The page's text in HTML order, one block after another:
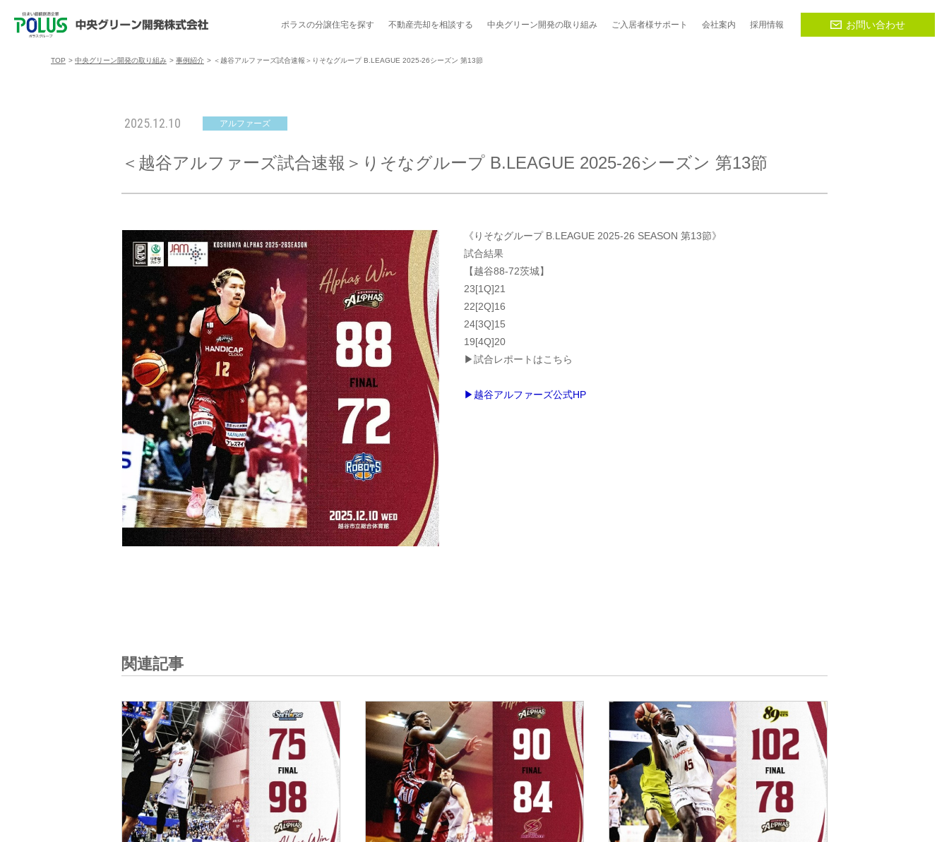
ポラスの分譲住宅を探す
ポラスの分譲住宅を探す
ブランドから探す 地図から探す
特集から探す 施工実績を見る
ご入居までの流れ ポラスのメルマガ登録
不動産売却を相談する 中央グリーン開発の取り組み
中央グリーン開発の取り組み
ご入居者様サポート 会社案内 採用情報 お問い合わせ
TOP > 中央グリーン開発の取り組み > 事例紹介 > ＜越谷アルファーズ試合速報＞りそなグループ B.LEAGUE 2025-26シーズン 第13節
2025.12.10 アルファーズ
＜越谷アルファーズ試合速報＞りそなグループ B.LEAGUE 2025-26シーズン 第13節
《りそなグループ B.LEAGUE 2025-26 SEASON 第13節》
試合結果
【越谷88-72茨城】
23[1Q]21
22[2Q]16
24[3Q]15
19[4Q]20
▶試合レポートはこちら
▶越谷アルファーズ公式HP
関連記事